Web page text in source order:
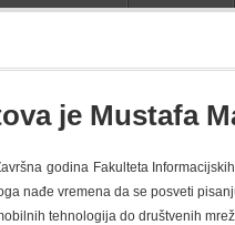
je Mustafa
godina Fakulteta
nađe vremena da se posveti
tehnologija do društvenih